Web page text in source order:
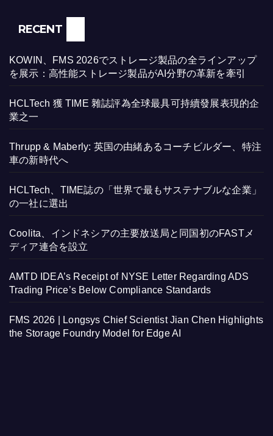
RECENT
KOWIN、FMS 2026でストレージ製品の全ラインアップ
を展示：高性能ストレージ製品がAI分野の革新を牽引
HCLTech 獲 TIME 雜誌評為全球最具可持續發展表現的企
業之一
Thrupp & Maberly: 英国の由緒あるコーチビルダー、特注
車の新時代へ
HCLTech、TIME誌の「世界で最もサステナブルな企業」
の一社に選出
Coolita、インドネシアの主要放送局と同国初のFASTメ
ディア連合を設立
AMTD IDEA’s Receipt of NYSE Letter Regarding ADS
Trading Price’s Below Compliance Standards
FMS 2026 | Longsys Chief Scientist Jian Chen Highlights
the Storage Foundry Model for Edge AI